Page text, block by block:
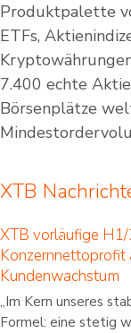
Produktpalette
ETFs,
7.400 echte
Börsenplätze
XTB
XTB vorläufige
Konzernnettoprofit
Kundenwachstum
„Im Kern unseres
Formel: eine stetig